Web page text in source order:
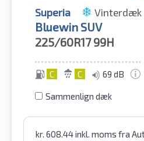
Superia Vinterdæk
Bluewin SUV
225/60R17 99H
C C 69 dB
Sammenlign dæk
kr. 608.44inkl. moms fra